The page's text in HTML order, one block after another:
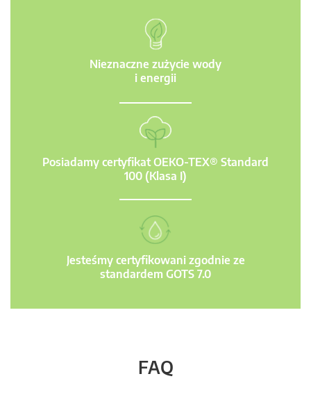
Nieznaczne zużycie wody
i energii
Posiadamy certyfikat OEKO-TEX® Standard
100 (Klasa I)
Jesteśmy certyfikowani zgodnie ze
standardem GOTS 7.0
FAQ